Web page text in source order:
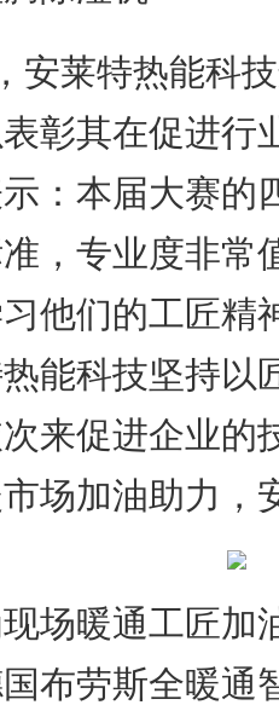
莱特热能科技
彰其在促进行
：本届大赛的
，专业度非常
他们的工匠精
能科技坚持以
来促进企业的
场加油助力，
暖通工匠加
布劳斯全暖通